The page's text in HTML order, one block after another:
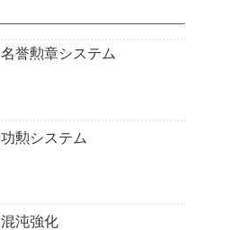
名誉勲章システム
功勲システム
混沌強化